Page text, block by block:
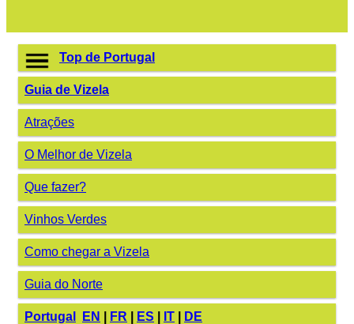
Top de Portugal
Guia de Vizela
Atrações
O Melhor de Vizela
Que fazer?
Vinhos Verdes
Como chegar a Vizela
Guia do Norte
Portugal EN FR ES IT DE